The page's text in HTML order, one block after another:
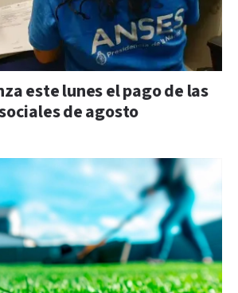
este lunes el pago de las
de agosto